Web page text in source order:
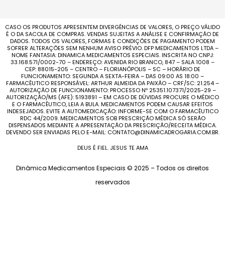
CASO OS PRODUTOS APRESENTEM DIVERGÊNCIAS DE VALORES, O PREÇO VÁLIDO
É O DA SACOLA DE COMPRAS. VENDAS SUJEITAS A ANÁLISE E CONFIRMAÇÃO DE
DADOS. TODOS OS VALORES, FORMAS E CONDIÇÕES DE PAGAMENTO PODEM
SOFRER ALTERAÇÕES SEM NENHUM AVISO PRÉVIO. DFP MEDICAMENTOS LTDA –
NOME FANTASIA: DINAMICA MEDICAMENTOS ESPECIAIS. INSCRITA NO CNPJ:
33.168.571/0002-70 – ENDEREÇO: AVENIDA RIO BRANCO, 847 – SALA 1008 –
CEP: 88015-205 – CENTRO – FLORIANÓPOLIS – SC – HORÁRIO DE
FUNCIONAMENTO: SEGUNDA A SEXTA-FEIRA – DAS 09:00 AS 18:00 –
FARMACÊUTICO RESPONSÁVEL: ARTHUR ALMEIDA DA PAIXÃO – CRF/SC: 21.254 –
AUTORIZAÇÃO DE FUNCIONAMENTO: PROCESSO Nº 25351.107371/2025-29 –
AUTORIZAÇÃO/MS (AFE): 5193891 – EM CASO DE DÚVIDAS PROCURE O MÉDICO
E O FARMACÊUTICO, LEIA A BULA. MEDICAMENTOS PODEM CAUSAR EFEITOS
INDESEJADOS. EVITE A AUTOMEDICAÇÃO: INFORME-SE COM O FARMACÊUTICO
RDC 44/2009. MEDICAMENTOS SOB PRESCRIÇÃO MÉDICA SÓ SERÃO
DISPENSADOS MEDIANTE A APRESENTAÇÃO DA PRESCRIÇÃO/RECEITA MÉDICA.
DEVENDO SER ENVIADAS PELO E-MAIL: CONTATO@DINAMICADROGARIA.COM.BR.
DEUS É FIEL. JESUS TE AMA
Dinâmica Medicamentos Especiais © 2025 – Todos os direitos
reservados